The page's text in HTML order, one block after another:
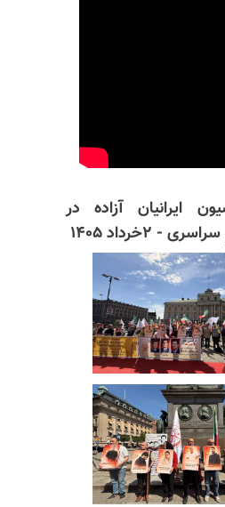
ایرانیان آزاده در
۲خرداد ۱۴۰۵